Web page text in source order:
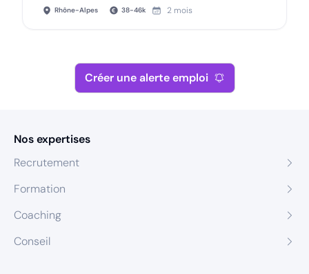
Rhône-Alpes 38-46k 2 mois
Créer une alerte emploi
Nos expertises
Recrutement
Formation
Coaching
Conseil